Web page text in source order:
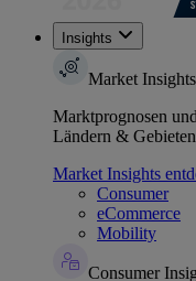
Insights
Market Insights
Marktprognosen
Ländern & Gebieten
Market Insights
Consumer
eCommerce
Mobility
Consumer